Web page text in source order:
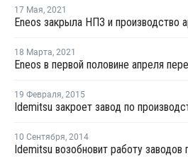
17 Мая, 2021
18 Марта, 2021
19 Февраля, 2015
10 Сентября, 2014